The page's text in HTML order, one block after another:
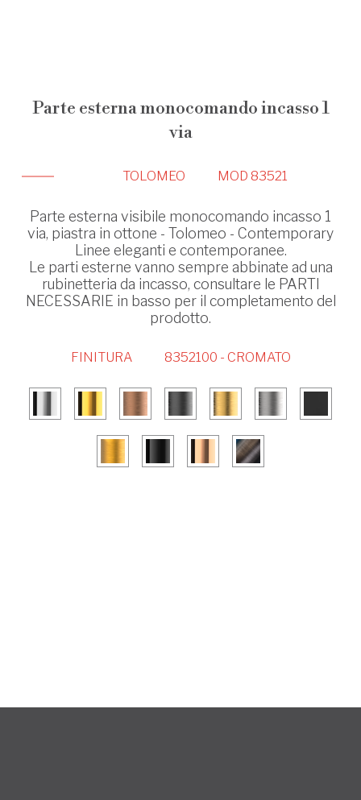
Parte esterna monocomando incasso 1
via
TOLOMEO MOD 83521
Parte esterna visibile monocomando incasso 1
via, piastra in ottone - Tolomeo - Contemporary
Linee eleganti e contemporanee.
Le parti esterne vanno sempre abbinate ad una
rubinetteria da incasso, consultare le PARTI
NECESSARIE in basso per il completamento del
prodotto.
FINITURA 8352100 - CROMATO